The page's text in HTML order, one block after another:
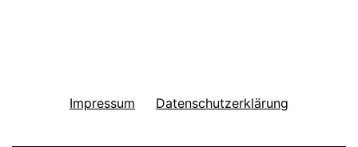
Impressum Datenschutzerklärung